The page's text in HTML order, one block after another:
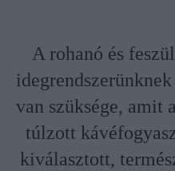
A rohanó és
van szüksége, amit
túlzott
kiválasztott,